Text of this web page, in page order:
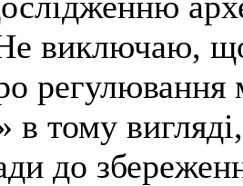
виключаю,
регулювання
в тому
до